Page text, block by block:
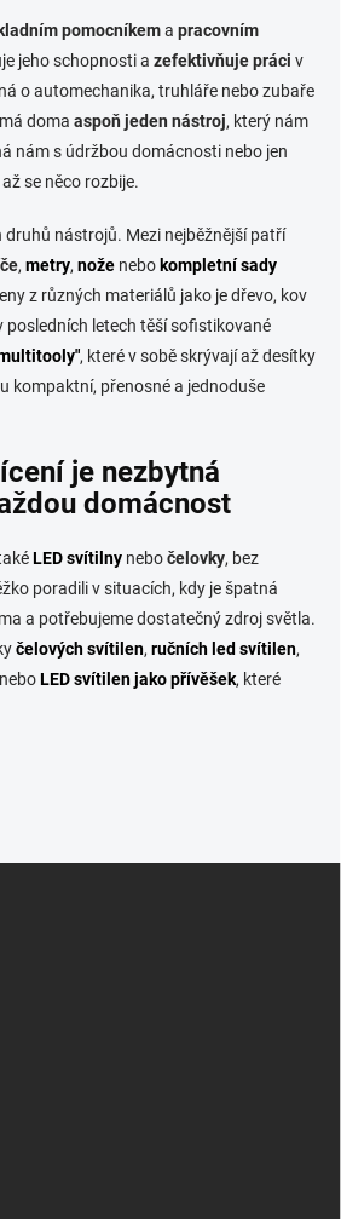
v
k
y
ý
p
i
á
n
í
pomocníkema pracovním
jeho schopnosti a zefektivňuje práci v
o automechanika, truhláře nebo zubaře
doma aspoň jeden nástroj, který nám
nám s údržbou domácnosti nebo jen
se něco rozbije.
druhů nástrojů. Mezi nejběžnější patří
, metry, nože nebo kompletní sady
z různých materiálů jako je dřevo, kov
posledních letech těší sofistikované
, které v sobě skrývají až desítky
kompaktní, přenosné a jednoduše
je nezbytná
domácnost
LED svítilny nebočelovky, bez
poradili v situacích, kdy je špatná
a potřebujeme dostatečný zdroj světla.
čelových svítilen, ručních led svítilen,
neboLED svítilen jako přívěšek, které